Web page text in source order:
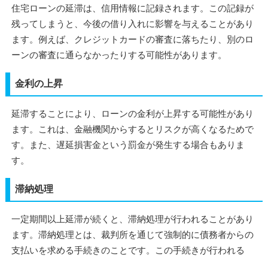
住宅ローンの延滞は、信用情報に記録されます。この記録が
残ってしまうと、今後の借り入れに影響を与えることがあり
ます。例えば、クレジットカードの審査に落ちたり、別のロ
ーンの審査に通らなかったりする可能性があります。
金利の上昇
延滞することにより、ローンの金利が上昇する可能性があり
ます。これは、金融機関からするとリスクが高くなるためで
す。また、遅延損害金という罰金が発生する場合もありま
す。
滞納処理
一定期間以上延滞が続くと、滞納処理が行われることがあり
ます。滞納処理とは、裁判所を通じて強制的に債務者からの
支払いを求める手続きのことです。この手続きが行われる